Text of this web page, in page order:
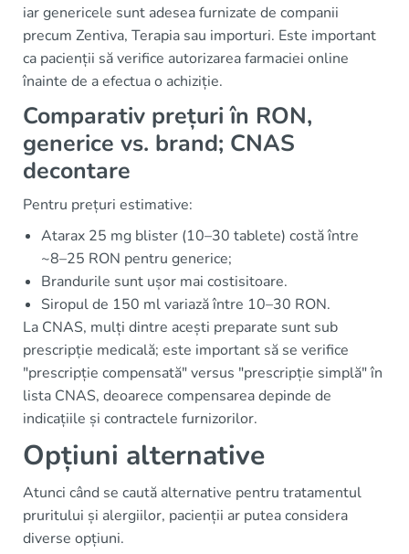
iar genericele sunt adesea furnizate de companii
precum Zentiva, Terapia sau importuri. Este important
ca pacienții să verifice autorizarea farmaciei online
înainte de a efectua o achiziție.
Comparativ prețuri în RON,
generice vs. brand; CNAS
decontare
Pentru prețuri estimative:
Atarax 25 mg blister (10–30 tablete) costă între
~8–25 RON pentru generice;
Brandurile sunt ușor mai costisitoare.
Siropul de 150 ml variază între 10–30 RON.
La CNAS, mulți dintre acești preparate sunt sub
prescripție medicală; este important să se verifice
"prescripție compensată" versus "prescripție simplă" în
lista CNAS, deoarece compensarea depinde de
indicațiile și contractele furnizorilor.
Opțiuni alternative
Atunci când se caută alternative pentru tratamentul
pruritului și alergiilor, pacienții ar putea considera
diverse opțiuni.